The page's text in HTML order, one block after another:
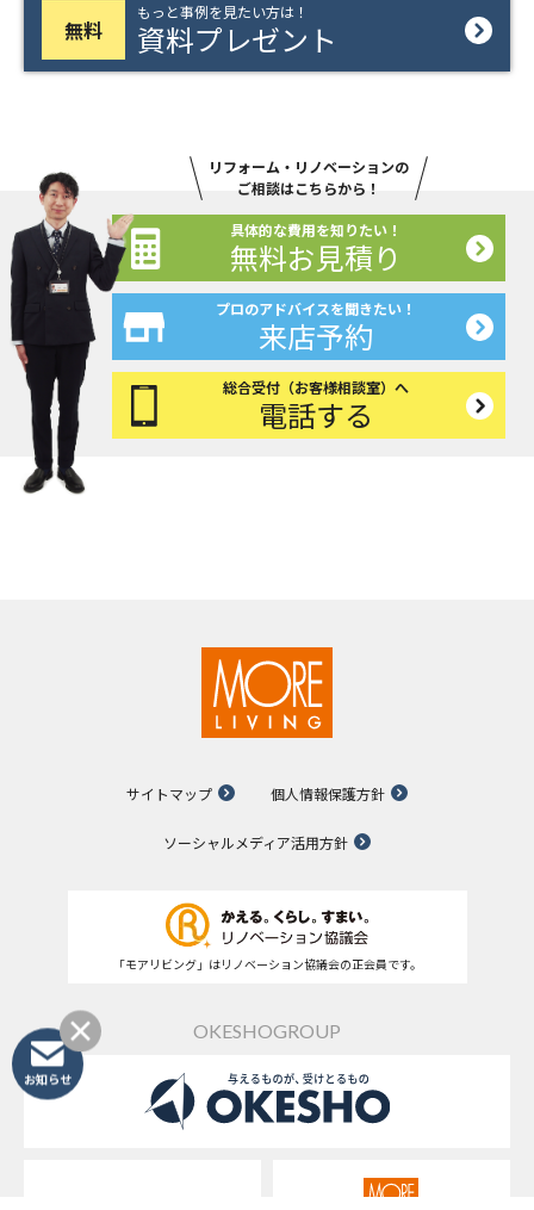
無料
もっと事例を見たい方は！
資料プレゼント
リフォーム・リノベーションの
ご相談はこちらから！
具体的な費用を知りたい！
無料お見積り
プロのアドバイスを聞きたい！
来店予約
総合受付（お客様相談室）へ
電話する
サイトマップ 個人情報保護方針
ソーシャルメディア活用方針
「モアリビング」はリノベーション協議会の正会員です。
OKESHOGROUP
お知らせ